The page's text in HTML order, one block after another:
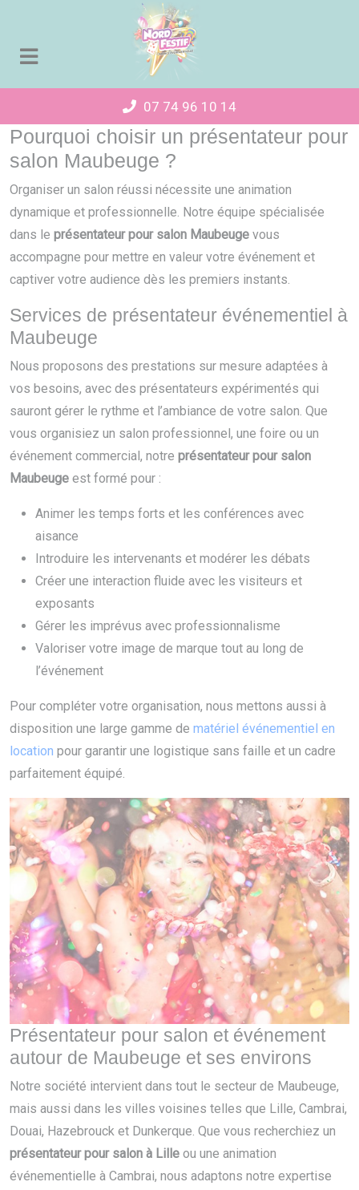
07 74 96 10 14
Pourquoi choisir un présentateur pour
salon Maubeuge ?
Organiser un salon réussi nécessite une animation
dynamique et professionnelle. Notre équipe spécialisée
dans le présentateur pour salon Maubeuge vous
accompagne pour mettre en valeur votre événement et
captiver votre audience dès les premiers instants.
Services de présentateur événementiel à
Maubeuge
Nous proposons des prestations sur mesure adaptées à
vos besoins, avec des présentateurs expérimentés qui
sauront gérer le rythme et l’ambiance de votre salon. Que
vous organisiez un salon professionnel, une foire ou un
événement commercial, notre présentateur pour salon
Maubeuge est formé pour :
Animer les temps forts et les conférences avec
aisance
Introduire les intervenants et modérer les débats
Créer une interaction fluide avec les visiteurs et
exposants
Gérer les imprévus avec professionnalisme
Valoriser votre image de marque tout au long de
l’événement
Pour compléter votre organisation, nous mettons aussi à
disposition une large gamme de matériel événementiel en
location pour garantir une logistique sans faille et un cadre
parfaitement équipé.
Présentateur pour salon et événement
autour de Maubeuge et ses environs
Notre société intervient dans tout le secteur de Maubeuge,
mais aussi dans les villes voisines telles que Lille, Cambrai,
Douai, Hazebrouck et Dunkerque. Que vous recherchiez un
présentateur pour salon à Lille ou une animation
événementielle à Cambrai, nous adaptons notre expertise
Panneau de gestion des cookies